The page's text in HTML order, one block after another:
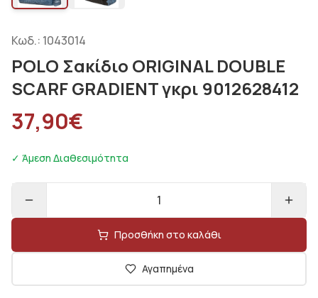
Κωδ.: 1043014
POLO Σακίδιο ORIGINAL DOUBLE
SCARF GRADIENT γκρι 9012628412
37,90€
✓ Άμεση Διαθεσιμότητα
1
Προσθήκη στο καλάθι
Αγαπημένα